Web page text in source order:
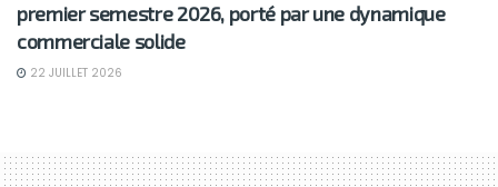
premier semestre 2026, porté par une dynamique
commerciale solide
22 JUILLET 2026